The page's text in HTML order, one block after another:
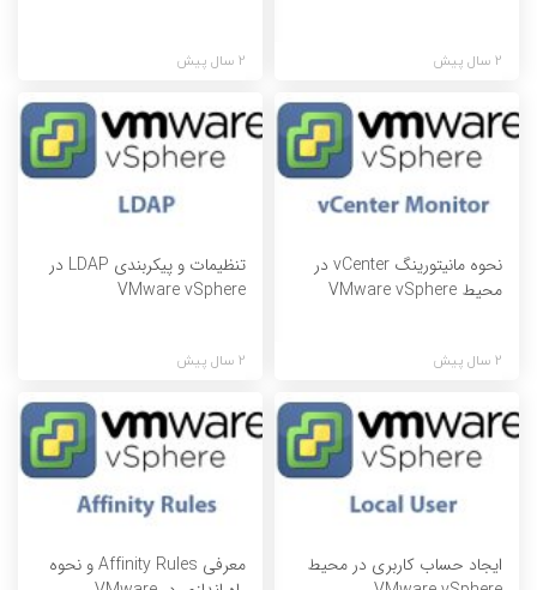
2 سال پیش 2 سال پیش
نحوه مانیتورینگ vCenter در
محیط VMware vSphere
2 سال پیش
تنظیمات و پیکربندی LDAP در
VMware vSphere
2 سال پیش
ایجاد حساب کاربری در محیط
معرفی Affinity Rules و نحوه